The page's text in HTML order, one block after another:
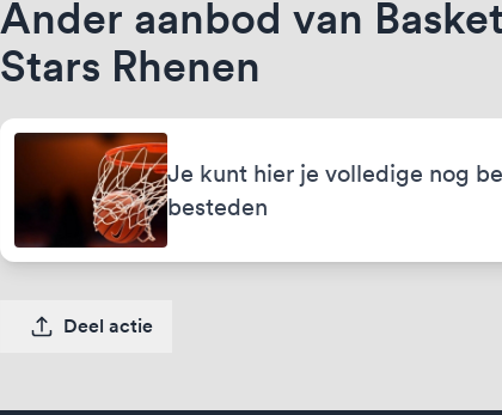
Ander aanbod van
Stars Rhenen
Je kunt hier je volledige nog
besteden
Deel actie